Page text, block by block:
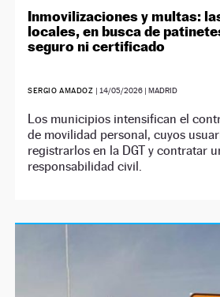
Inmovilizaciones y multas:
locales, en busca de
seguro ni certificado
SERGIO AMADOZ | 14/05/2026 | MADRID
Los municipios intensifican el
de movilidad personal, cuyos
registrarlos en la DGT y contratar
responsabilidad civil.